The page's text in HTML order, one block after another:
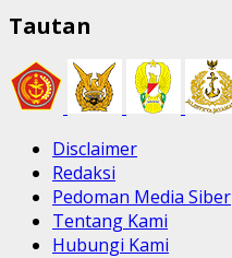
Tautan
Disclaimer
Redaksi
Pedoman Media Siber
Tentang Kami
Hubungi Kami